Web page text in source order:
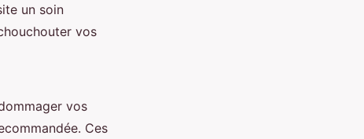
un soin
vos
vos
Ces